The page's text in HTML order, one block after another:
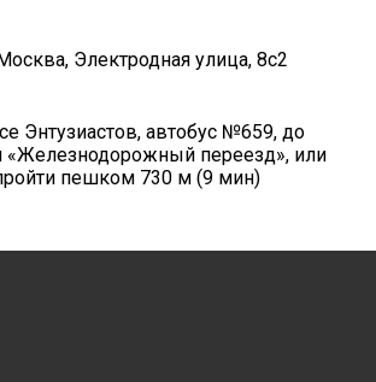
Электродная улица, 8с2
Энтузиастов, автобус №659, до
«Железнодорожный переезд», или
пешком 730 м (9 мин)